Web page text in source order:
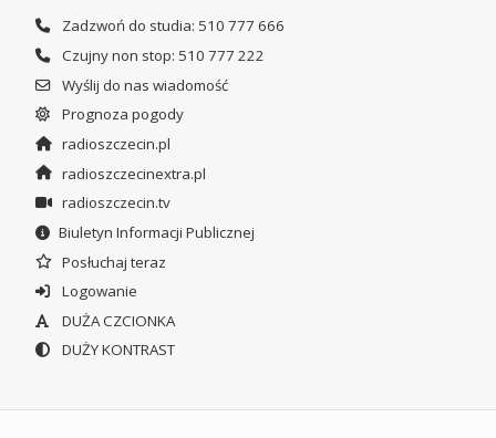
Zadzwoń do studia: 510 777 666
Czujny non stop: 510 777 222
Wyślij do nas wiadomość
Prognoza pogody
radioszczecin.pl
radioszczecinextra.pl
radioszczecin.tv
Biuletyn Informacji Publicznej
Posłuchaj teraz
Logowanie
DUŻA CZCIONKA
DUŻY KONTRAST